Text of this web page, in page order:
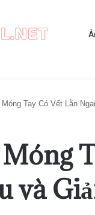
Móng Tay Có Vết Lằn
và